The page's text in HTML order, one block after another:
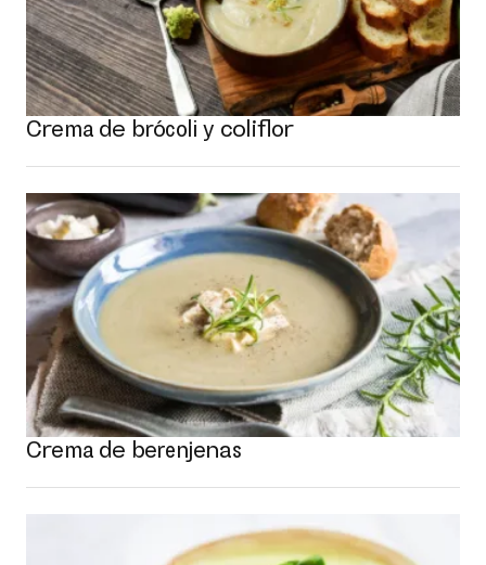
Crema de brócoli y coliflor
Crema de berenjenas